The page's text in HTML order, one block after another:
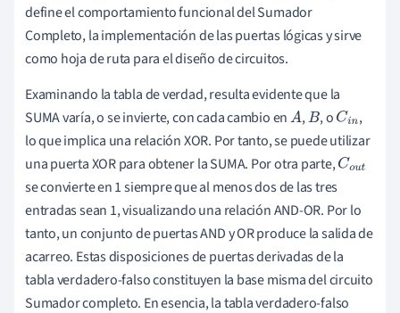
define el comportamiento funcional del Sumador
Completo, la implementación de las puertas lógicas y sirve
como hoja de ruta para el diseño de circuitos.
Examinando la tabla de verdad, resulta evidente que la
SUMA varía, o se invierte, con cada cambio enA ,B , oCin ,
lo que implica una relación XOR. Por tanto, se puede utilizar
una puerta XOR para obtener la SUMA. Por otra parte,Cout
se convierte en 1 siempre que al menos dos de las tres
entradas sean 1, visualizando una relación AND-OR. Por lo
tanto, un conjunto de puertas AND y OR produce la salida de
acarreo. Estas disposiciones de puertas derivadas de la
tabla verdadero-falso constituyen la base misma del circuito
Sumador completo. En esencia, la tabla verdadero-falso